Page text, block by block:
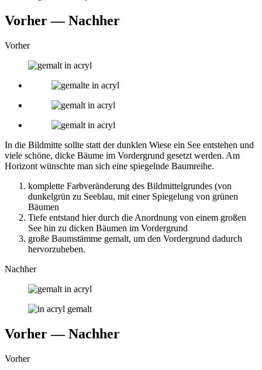
Vorher — Nachher
Vorher
In die Bildmitte sollte statt der dunklen Wiese ein See entstehen und
viele schöne, dicke Bäume im Vordergrund gesetzt werden. Am
Horizont wünschte man sich eine spiegelnde Baumreihe.
komplette Farbveränderung des Bildmittelgrundes (von
dunkelgrün zu Seeblau, mit einer Spiegelung von grünen
Bäumen
Tiefe entstand hier durch die Anordnung von einem großen
See hin zu dicken Bäumen im Vordergrund
große Baumstämme gemalt, um den Vordergrund dadurch
hervorzuheben.
Nachher
Vorher — Nachher
Vorher